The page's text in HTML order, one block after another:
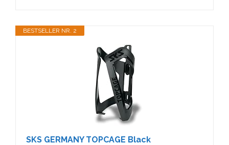
BESTSELLER NR. 2
SKS GERMANY TOPCAGE Black